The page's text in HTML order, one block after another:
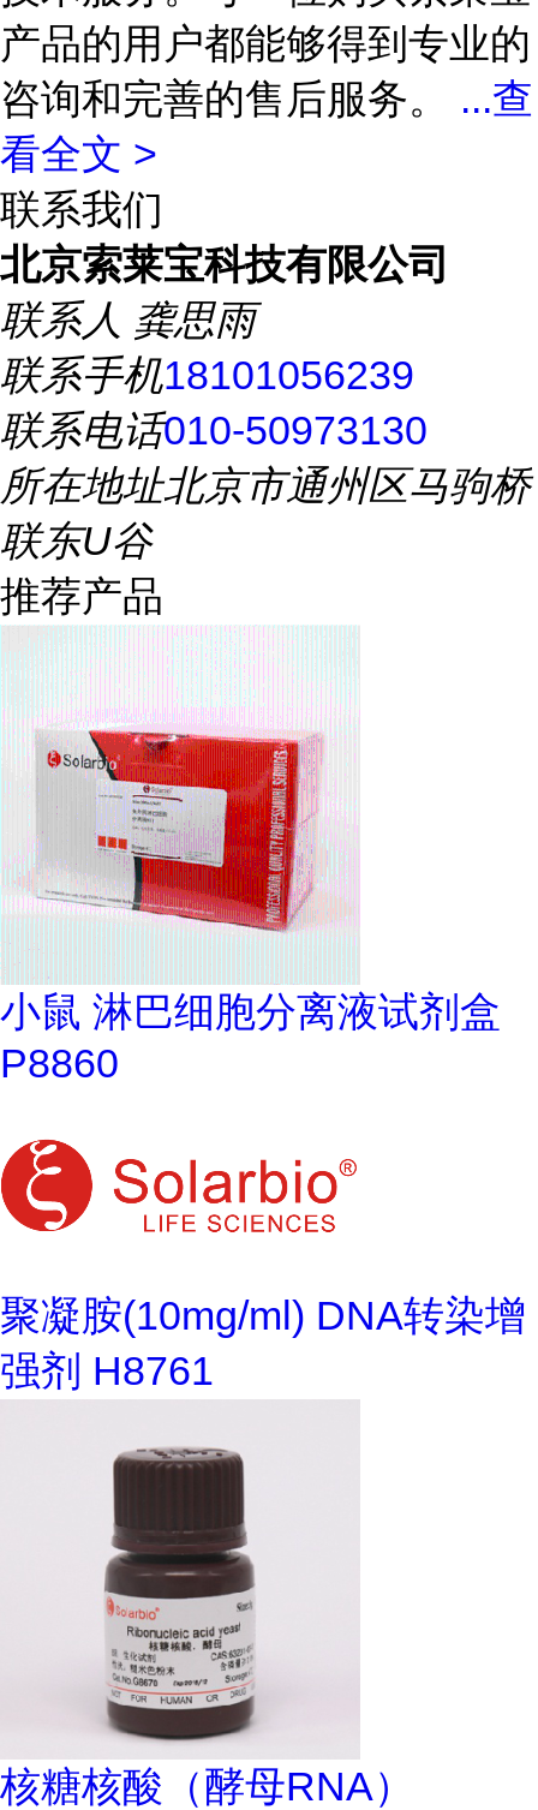
产品的用户都能够得到专业的
咨询和完善的售后服务。 ...查
看全文 >
联系我们
北京索莱宝科技有限公司
联系人 龚思雨
联系手机18101056239
联系电话010-50973130
所在地址北京市通州区马驹桥
联东U谷
推荐产品
小鼠 淋巴细胞分离液试剂盒
P8860
聚凝胺(10mg/ml) DNA转染增
强剂 H8761
核糖核酸（酵母RNA）